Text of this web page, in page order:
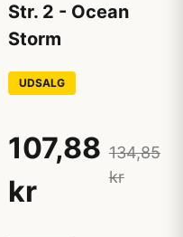
Str. 2 - Ocean
Storm
UDSALG
107,88
kr
134,85
kr